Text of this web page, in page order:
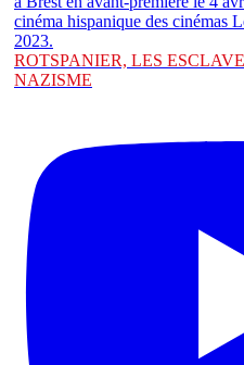
ROTSPANIER, LES
NAZISME